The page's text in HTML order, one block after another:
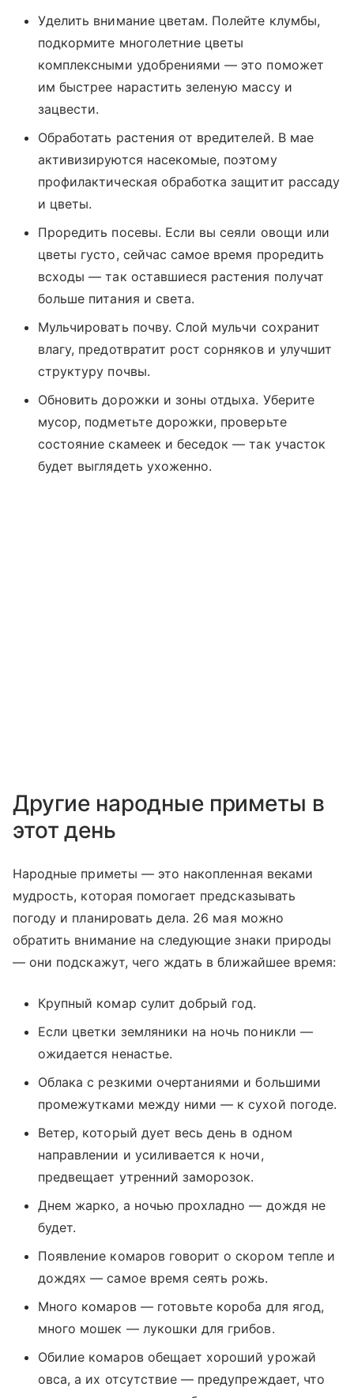
Уделить внимание цветам. Полейте клумбы,
подкормите многолетние цветы
комплексными удобрениями — это поможет
им быстрее нарастить зеленую массу и
зацвести.
Обработать растения от вредителей. В мае
активизируются насекомые, поэтому
профилактическая обработка защитит рассаду
и цветы.
Проредить посевы. Если вы сеяли овощи или
цветы густо, сейчас самое время проредить
всходы — так оставшиеся растения получат
больше питания и света.
Мульчировать почву. Слой мульчи сохранит
влагу, предотвратит рост сорняков и улучшит
структуру почвы.
Обновить дорожки и зоны отдыха. Уберите
мусор, подметьте дорожки, проверьте
состояние скамеек и беседок — так участок
будет выглядеть ухоженно.
Другие народные приметы в
этот день
Народные приметы — это накопленная веками
мудрость, которая помогает предсказывать
погоду и планировать дела. 26 мая можно
обратить внимание на следующие знаки природы
— они подскажут, чего ждать в ближайшее время:
Крупный комар сулит добрый год.
Если цветки земляники на ночь поникли —
ожидается ненастье.
Облака с резкими очертаниями и большими
промежутками между ними — к сухой погоде.
Ветер, который дует весь день в одном
направлении и усиливается к ночи,
предвещает утренний заморозок.
Днем жарко, а ночью прохладно — дождя не
будет.
Появление комаров говорит о скором тепле и
дождях — самое время сеять рожь.
Много комаров — готовьте короба для ягод,
много мошек — лукошки для грибов.
Обилие комаров обещает хороший урожай
овса, а их отсутствие — предупреждает, что